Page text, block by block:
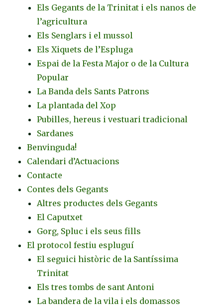
Els Gegants de la Trinitat i els nanos de
l’agricultura
Els Senglars i el mussol
Els Xiquets de l’Espluga
Espai de la Festa Major o de la Cultura
Popular
La Banda dels Sants Patrons
La plantada del Xop
Pubilles, hereus i vestuari tradicional
Sardanes
Benvinguda!
Calendari d’Actuacions
Contacte
Contes dels Gegants
Altres productes dels Gegants
El Caputxet
Gorg, Spluc i els seus fills
El protocol festiu espluguí
El seguici històric de la Santíssima
Trinitat
Els tres tombs de sant Antoni
La bandera de la vila i els domassos